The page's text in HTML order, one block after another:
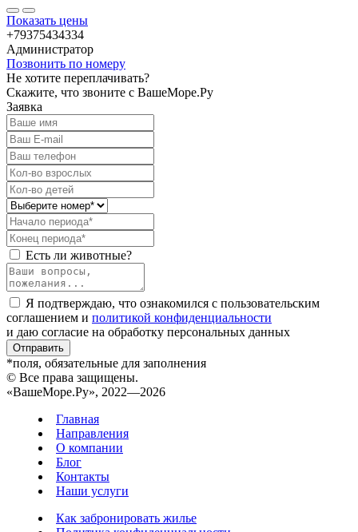
Показать цены
+79375434334
Администратор
Позвонить по номеру
Не хотите переплачивать?
Скажите, что звоните с ВашеМоре.Ру
Заявка
Есть ли животные?
Я подтверждаю, что ознакомился с пользовательским
соглашением и политикой конфиденциальности
и даю согласие на обработку персональных данных
Отправить
*поля, обязательные для заполнения
© Все права защищены.
«ВашеМоре.Ру», 2022—2026
Главная
Направления
О компании
Блог
Контакты
Наши услуги
Как забронировать жилье